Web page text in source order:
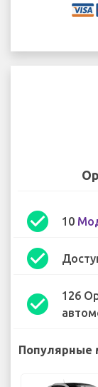
check_circle 10
check_circle
check_circle
126
Популярные